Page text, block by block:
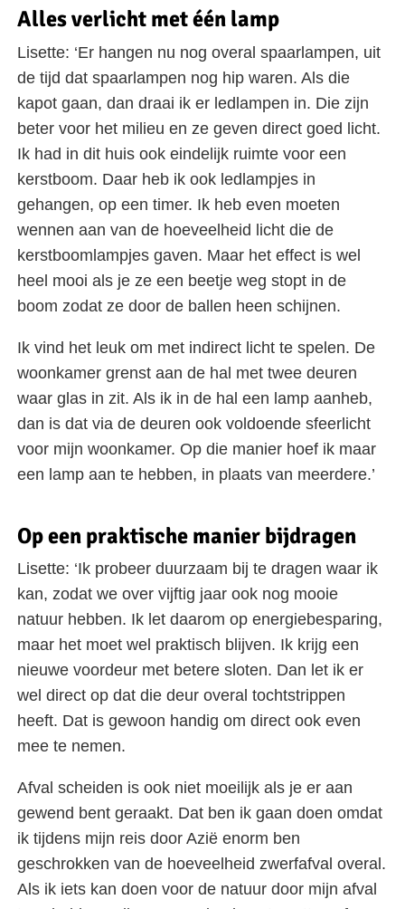
Alles verlicht met één lamp
Lisette: ‘Er hangen nu nog overal spaarlampen, uit
de tijd dat spaarlampen nog hip waren. Als die
kapot gaan, dan draai ik er ledlampen in. Die zijn
beter voor het milieu en ze geven direct goed licht.
Ik had in dit huis ook eindelijk ruimte voor een
kerstboom. Daar heb ik ook ledlampjes in
gehangen, op een timer. Ik heb even moeten
wennen aan van de hoeveelheid licht die de
kerstboomlampjes gaven. Maar het effect is wel
heel mooi als je ze een beetje weg stopt in de
boom zodat ze door de ballen heen schijnen.
Ik vind het leuk om met indirect licht te spelen. De
woonkamer grenst aan de hal met twee deuren
waar glas in zit. Als ik in de hal een lamp aanheb,
dan is dat via de deuren ook voldoende sfeerlicht
voor mijn woonkamer. Op die manier hoef ik maar
een lamp aan te hebben, in plaats van meerdere.’
Op een praktische manier bijdragen
Lisette: ‘Ik probeer duurzaam bij te dragen waar ik
kan, zodat we over vijftig jaar ook nog mooie
natuur hebben. Ik let daarom op energiebesparing,
maar het moet wel praktisch blijven. Ik krijg een
nieuwe voordeur met betere sloten. Dan let ik er
wel direct op dat die deur overal tochtstrippen
heeft. Dat is gewoon handig om direct ook even
mee te nemen.
Afval scheiden is ook niet moeilijk als je er aan
gewend bent geraakt. Dat ben ik gaan doen omdat
ik tijdens mijn reis door Azië enorm ben
geschrokken van de hoeveelheid zwerfafval overal.
Als ik iets kan doen voor de natuur door mijn afval